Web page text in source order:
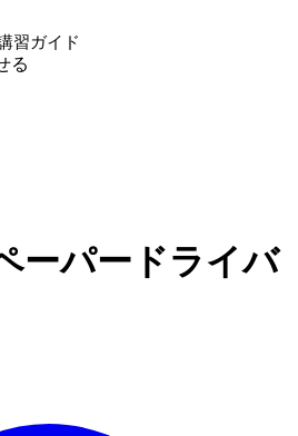
習ガイド
る
ーパードライバ